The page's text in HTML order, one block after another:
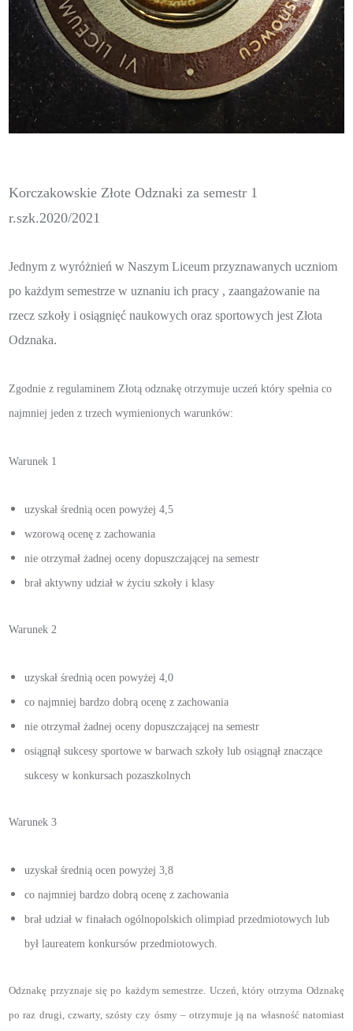
Korczakowskie Złote Odznaki za semestr 1
r.szk.2020/2021
Jednym z wyróżnień w Naszym Liceum przyznawanych uczniom
po każdym semestrze w uznaniu ich pracy , zaangażowanie na
rzecz szkoły i osiągnięć naukowych oraz sportowych jest Złota
Odznaka.
Zgodnie z regulaminem Złotą odznakę otrzymuje uczeń który spełnia co
najmniej jeden z trzech wymienionych warunków:
Warunek 1
uzyskał średnią ocen powyżej 4,5
wzorową ocenę z zachowania
nie otrzymał żadnej oceny dopuszczającej na semestr
brał aktywny udział w życiu szkoły i klasy
Warunek 2
uzyskał średnią ocen powyżej 4,0
co najmniej bardzo dobrą ocenę z zachowania
nie otrzymał żadnej oceny dopuszczającej na semestr
osiągnął sukcesy sportowe w barwach szkoły lub osiągnął znaczące
sukcesy w konkursach pozaszkolnych
Warunek 3
uzyskał średnią ocen powyżej 3,8
co najmniej bardzo dobrą ocenę z zachowania
brał udział w finałach ogólnopolskich olimpiad przedmiotowych lub
był laureatem konkursów przedmiotowych.
Odznakę przyznaje się po każdym semestrze. Uczeń, który otrzyma Odznakę
po raz drugi, czwarty, szósty czy ósmy – otrzymuje ją na własność natomiast